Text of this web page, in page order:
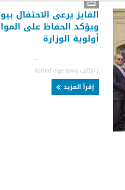
يرعى الاحتفال بيوم
الحفاظ على المواقع
الوزارة
Ashraf elgedawy
المزيد